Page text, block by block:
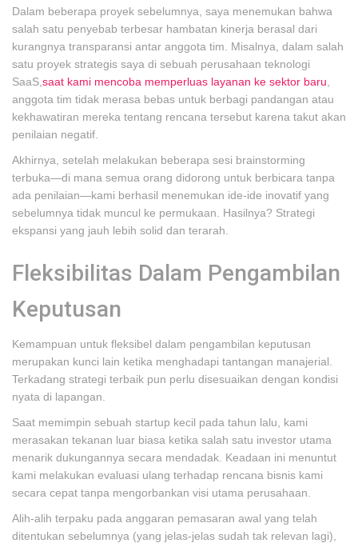
Dalam beberapa proyek sebelumnya, saya menemukan bahwa
salah satu penyebab terbesar hambatan kinerja berasal dari
kurangnya transparansi antar anggota tim. Misalnya, dalam salah
satu proyek strategis saya di sebuah perusahaan teknologi
SaaS, saat kami mencoba memperluas layanan ke sektor baru
anggota tim tidak merasa bebas untuk berbagi pandangan atau
kekhawatiran mereka tentang rencana tersebut karena takut akan
penilaian negatif.
Akhirnya, setelah melakukan beberapa sesi brainstorming
terbuka—di mana semua orang didorong untuk berbicara tanpa
ada penilaian—kami berhasil menemukan ide-ide inovatif yang
sebelumnya tidak muncul ke permukaan. Hasilnya? Strategi
ekspansi yang jauh lebih solid dan terarah.
Fleksibilitas Dalam Pengambilan
Keputusan
Kemampuan untuk fleksibel dalam pengambilan keputusan
merupakan kunci lain ketika menghadapi tantangan manajerial.
Terkadang strategi terbaik pun perlu disesuaikan dengan kondisi
nyata di lapangan.
Saat memimpin sebuah startup kecil pada tahun lalu, kami
merasakan tekanan luar biasa ketika salah satu investor utama
menarik dukungannya secara mendadak. Keadaan ini menuntut
kami melakukan evaluasi ulang terhadap rencana bisnis kami
secara cepat tanpa mengorbankan visi utama perusahaan.
Alih-alih terpaku pada anggaran pemasaran awal yang telah
ditentukan sebelumnya (yang jelas-jelas sudah tak relevan lagi),